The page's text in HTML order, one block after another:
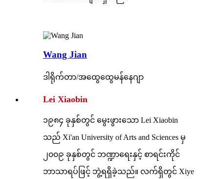
Wang Jian
ဒါရိုက်တာ/အထွေထွေမန်နေဂျာ
Lei Xiaobin
၁၉၈၄ ခုနှစ်တွင် မွေးဖွားသော Lei Xiaobin
သည် Xi'an University of Arts and Sciences မှ
၂၀၀၉ ခုနှစ်တွင် ဘဏ္ဍာရေးနှင့် စာရင်းကိုင်
ဘာသာရပ်ဖြင့် ဘွဲ့ရရှိခဲ့သည်။ လက်ရှိတွင် Xiye